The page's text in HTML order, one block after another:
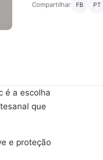
Compartilhar FB PT
é a escolha
que
e proteção